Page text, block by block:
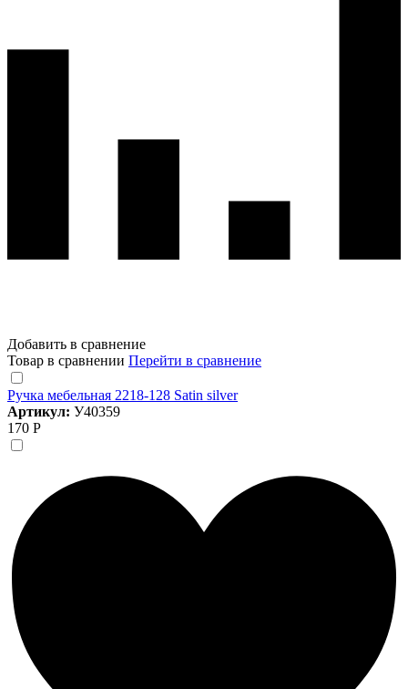
Добавить в сравнение
Товар в сравнении Перейти в сравнение
Ручка мебельная 2218-128 Satin silver
Артикул: У40359
170 Р